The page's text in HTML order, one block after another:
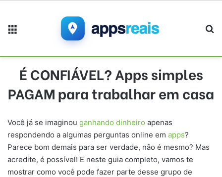
É CONFIÁVEL? Apps simples
PAGAM para trabalhar em casa
Você já se imaginou ganhando dinheiro apenas
respondendo a algumas perguntas online em apps?
Parece bom demais para ser verdade, não é mesmo? Mas
acredite, é possível! E neste guia completo, vamos te
mostrar como você pode fazer parte desse grupo de